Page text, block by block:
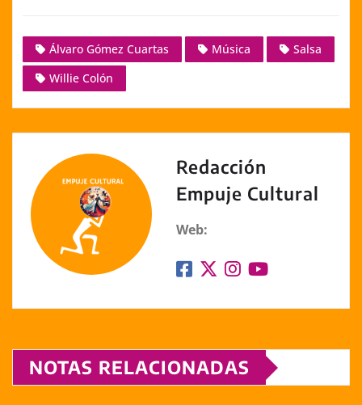
p
y
Li
n
k
at
s
A
p
p
c
e
b
o
o
k
ss
e
g
er
ai
l
k
e
n
Álvaro Gómez Cuartas Música
Salsa
Willie Colón
Redacción
Empuje Cultural
Web:
NOTAS RELACIONADAS